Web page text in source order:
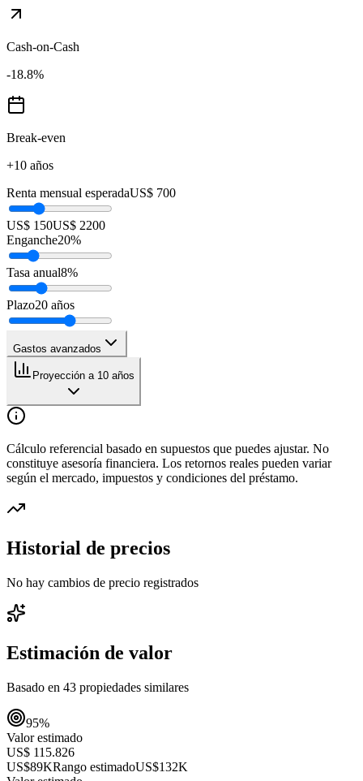
Cash-on-Cash
-18.8%
Break-even
+10 años
Renta mensual esperadaUS$ 700
US$ 150US$ 2200
Enganche20%
Tasa anual8%
Plazo20 años
Gastos avanzados
Proyección a 10 años
Cálculo referencial basado en supuestos que puedes ajustar. No
constituye asesoría financiera. Los retornos reales pueden variar
según el mercado, impuestos y condiciones del préstamo.
Historial de precios
No hay cambios de precio registrados
Estimación de valor
Basado en 43 propiedades similares
95%
Valor estimado
US$ 115.826
US$89KRango estimadoUS$132K